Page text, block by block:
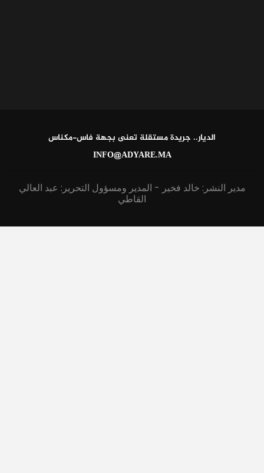
الديار.. جريدة مستقلة تعنى بجهة فاس-مكناس
INFO@ADYARE.MA
مدير النشر: خالد فخير - المدير ومسؤول التحرير: عبد العالي
القاطي